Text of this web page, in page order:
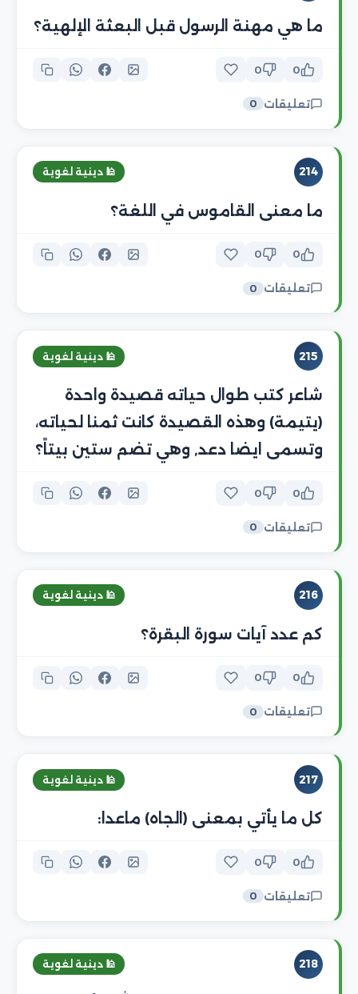
ما هي مهنة الرسول قبل البعثة الإلهية؟
0
0
تعليقات 0
214 🕌 دينية لغوية
ما معنى القاموس في اللغة؟
0
0
تعليقات 0
215 🕌 دينية لغوية
شاعر كتب طوال حياته قصيدة واحدة
(يتيمة) وهذه القصيدة كانت ثمنا لحياته،
وتسمى ايضا دعد, وهي تضم ستين بيتاً؟
0
0
تعليقات 0
216 🕌 دينية لغوية
كم عدد آيات سورة البقرة؟
0
0
تعليقات 0
217 🕌 دينية لغوية
كل ما يأتي بمعنى (الجاه) ماعدا:
0
0
تعليقات 0
218 🕌 دينية لغوية